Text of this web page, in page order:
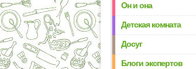
Он и она
Детская комната
Досуг
Блоги экспертов